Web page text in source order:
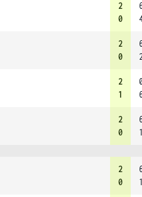
2
0
2
0
2
1
2
0
1
2
0
1